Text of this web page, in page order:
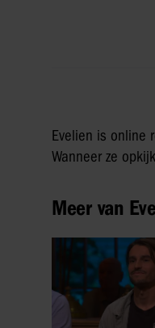
Evelien is online
Wanneer ze
Meer van